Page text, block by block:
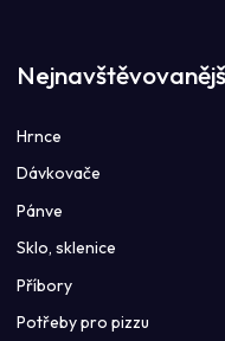
Hrnce
Dávkovače
Pánve
Sklo, sklenice
Příbory
Potřeby pro pizzu